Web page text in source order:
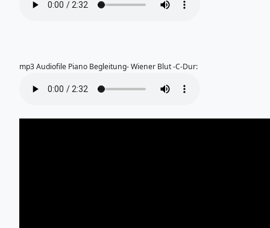
mp3 Audiofile Piano Begleitung- Wiener Blut -C-Dur: